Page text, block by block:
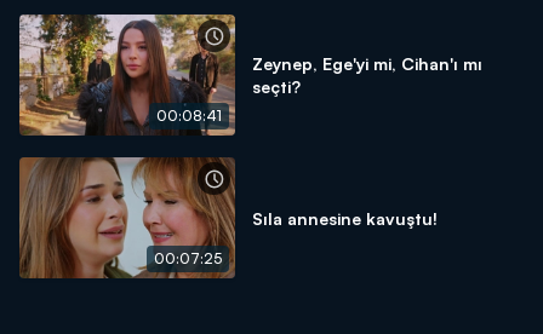
00:08:41
Zeynep, Ege'yi mi, Cihan'ı mı
seçti?
00:07:25
Sıla annesine kavuştu!